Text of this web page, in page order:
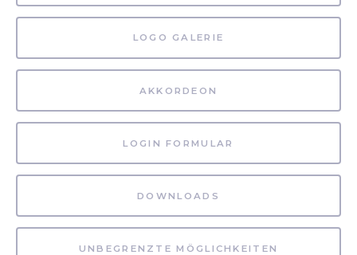
LOGO GALERIE
AKKORDEON
LOGIN FORMULAR
DOWNLOADS
UNBEGRENZTE MÖGLICHKEITEN